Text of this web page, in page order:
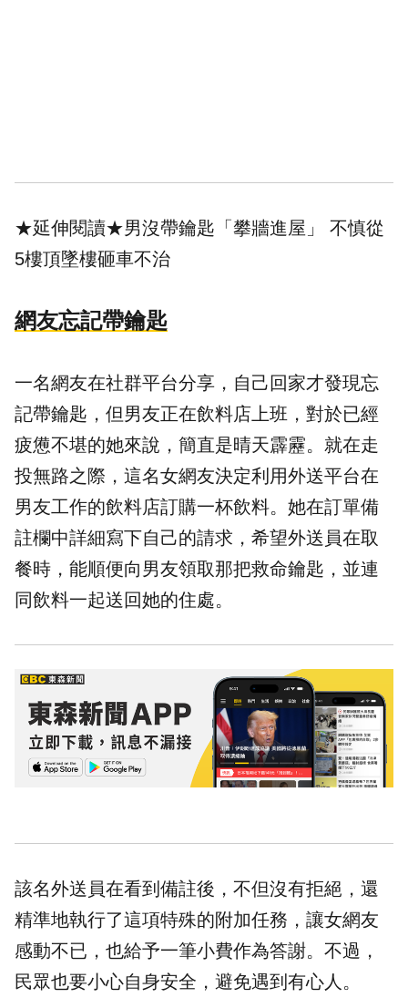
★延伸閱讀★男沒帶鑰匙「攀牆進屋」 不慎從
5樓頂墜樓砸車不治
網友忘記帶鑰匙
一名網友在社群平台分享，自己回家才發現忘
記帶鑰匙，但男友正在飲料店上班，對於已經
疲憊不堪的她來說，簡直是晴天霹靂。就在走
投無路之際，這名女網友決定利用外送平台在
男友工作的飲料店訂購一杯飲料。她在訂單備
註欄中詳細寫下自己的請求，希望外送員在取
餐時，能順便向男友領取那把救命鑰匙，並連
同飲料一起送回她的住處。
該名外送員在看到備註後，不但沒有拒絕，還
精準地執行了這項特殊的附加任務，讓女網友
感動不已，也給予一筆小費作為答謝。不過，
民眾也要小心自身安全，避免遇到有心人。